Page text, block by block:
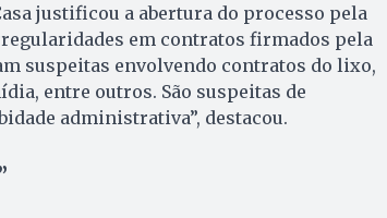
justificou a abertura do processo pela
em contratos firmados pela
suspeitas envolvendo contratos do lixo,
entre outros. São suspeitas de
administrativa”, destacou.